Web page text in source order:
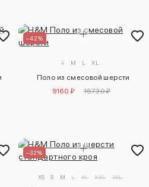
–42%
S M L XL
Поло из смесовой шерсти
9160 ₽
15730 ₽
–32%
XS S M L XL XXL 3XL